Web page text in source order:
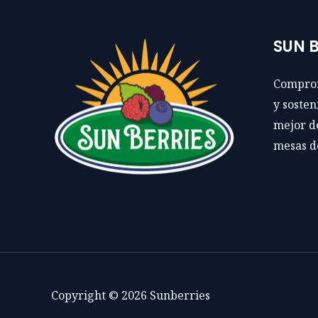
SUN
y
mejor
mesas
Copyright © 2026 Sunberries